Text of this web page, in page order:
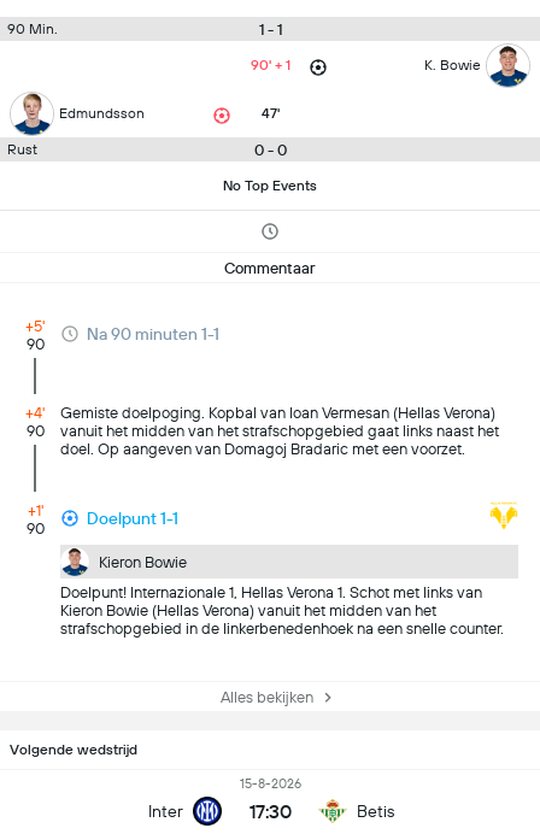
90 Min. 1 - 1
90' + 1 K. Bowie
Edmundsson 47'
Rust 0 - 0
No Top Events
Commentaar
+5'
90
Na 90 minuten 1-1
+4'
90
Gemiste doelpoging. Kopbal van Ioan Vermesan (Hellas Verona)
vanuit het midden van het strafschopgebied gaat links naast het
doel. Op aangeven van Domagoj Bradaric met een voorzet.
+1'
90
Doelpunt 1-1
Kieron Bowie
Doelpunt! Internazionale 1, Hellas Verona 1. Schot met links van
Kieron Bowie (Hellas Verona) vanuit het midden van het
strafschopgebied in de linkerbenedenhoek na een snelle counter.
Alles bekijken
Volgende wedstrijd
Inter
15-8-2026
17:30 Betis